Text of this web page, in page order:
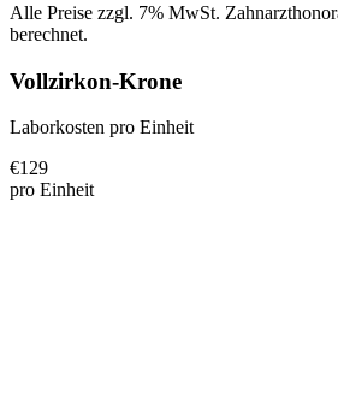
Alle Preise zzgl. 7% MwSt.
berechnet.
Vollzirkon-Krone
Laborkosten pro Einheit
€129
pro Einheit